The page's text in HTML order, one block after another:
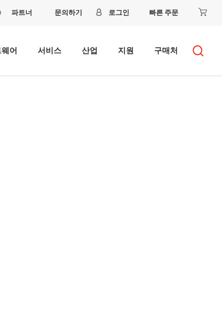
파트너 문의하기 로그인 빠른 주문
어 서비스 산업 지원 구매처